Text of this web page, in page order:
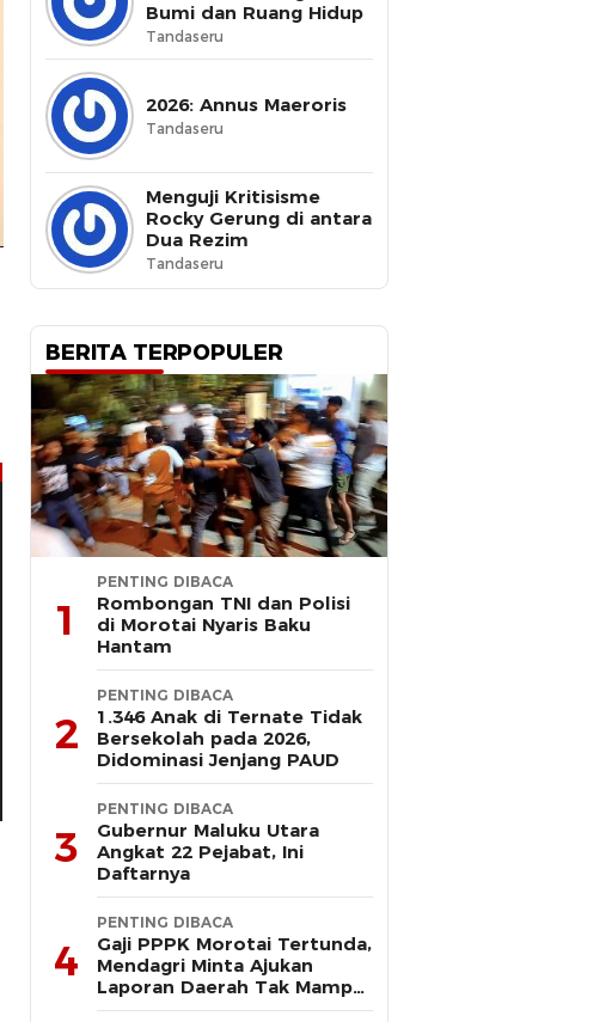
Bumi dan Ruang Hidup
Tandaseru
2026: Annus Maeroris
Tandaseru
Menguji Kritisisme
Rocky Gerung di antara
Dua Rezim
Tandaseru
BERITA TERPOPULER
1
PENTING DIBACA
Rombongan TNI dan Polisi
di Morotai Nyaris Baku
Hantam
2
PENTING DIBACA
1.346 Anak di Ternate Tidak
Bersekolah pada 2026,
Didominasi Jenjang PAUD
3
PENTING DIBACA
Gubernur Maluku Utara
Angkat 22 Pejabat, Ini
Daftarnya
4
PENTING DIBACA
Gaji PPPK Morotai Tertunda,
Mendagri Minta Ajukan
Laporan Daerah Tak Mampu
Bayar Pegawai